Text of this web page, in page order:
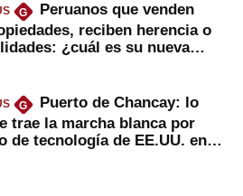
G
Peruanos que venden
reciben herencia o
¿cuál es su nueva
G
Puerto de Chancay: lo
trae la marcha blanca por
de tecnología de EE.UU. en